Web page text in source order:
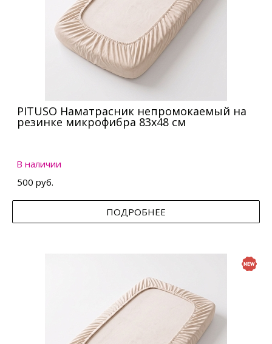
PITUSO Наматрасник непромокаемый на
резинке микрофибра 83х48 см
В наличии
500 руб.
ПОДРОБНЕЕ